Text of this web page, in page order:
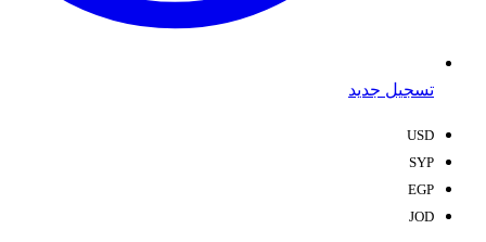
تسجيل جديد
USD
SYP
EGP
JOD